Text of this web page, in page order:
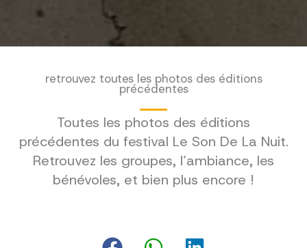
retrouvez toutes les photos des éditions
précédentes
Toutes les photos des éditions
précédentes du festival Le Son De La Nuit.
Retrouvez les groupes, l’ambiance, les
bénévoles, et bien plus encore !